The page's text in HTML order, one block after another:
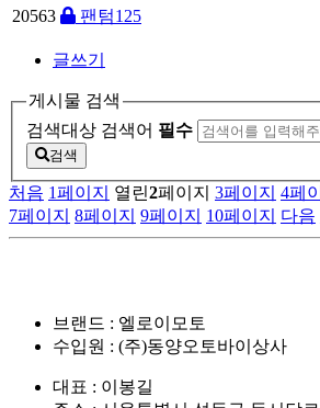
20563
팬텀125
글쓰기
게시물 검색
검색대상 검색어 필수
검색
처음 1페이지 열린2페이지 3페이지 4페
7페이지 8페이지 9페이지 10페이지 다음
브랜드 : 엘로이모토
수입원 : (주)동양오토바이상사
대표 : 이봉길